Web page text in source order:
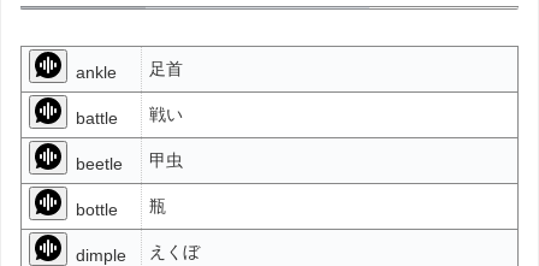
ankle 足首
battle 戦い
beetle 甲虫
bottle 瓶
dimple えくぼ